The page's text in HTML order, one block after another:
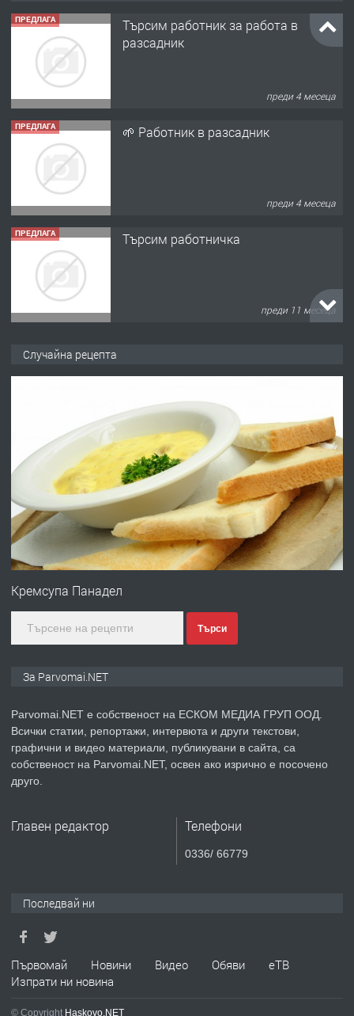
ПРЕДЛАГА
Търсим работник за работа в
разсадник
преди 4 месеца
ПРЕДЛАГА 🌱 Работник в разсадник
преди 4 месеца
ПРЕДЛАГА Търсим работничка
преди 11 месеца
преди 1 година
ПРЕДЛАГА Работа за общи работници
преди 1 година
Първи поход "По стъпките на Ангел
преди 1 година
ПРЕДЛАГА Уроци по Математика
ТЪРСИ
Случайна рецепта
Кремсупа Панадел
Търси
За Parvomai.NET
Parvomai.NET е собственост на ЕСКОМ МЕДИА ГРУП ООД.
Всички статии, репортажи, интервюта и други текстови,
графични и видео материали, публикувани в сайта, са
собственост на Parvomai.NET, освен ако изрично е посочено
друго.
Главен редактор Телефони
0336/ 66779
Последвай ни
Първомай Новини Видео Обяви
еТВ
Изпрати ни новина
© Copyright Haskovo.NET